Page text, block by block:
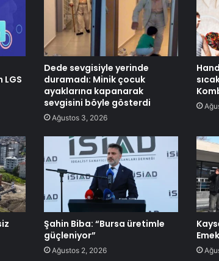
LGS
Dede sevgisiyle yerinde
duramadı: Minik çocuk
ayaklarına kapanarak
sevgisini böyle gösterdi
Ağustos 3, 2026
Şahin Biba: “Bursa üretimle
güçleniyor”
Ağustos 2, 2026